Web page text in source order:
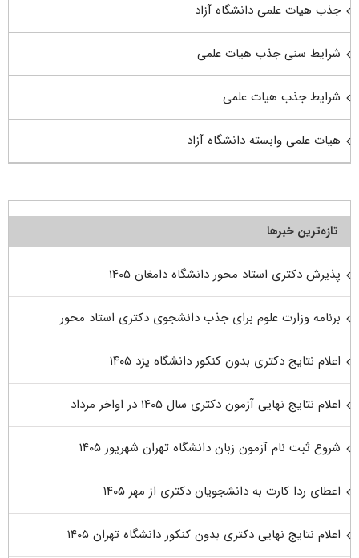
جذب هیات علمی دانشگاه آزاد
شرایط سنی جذب هیات علمی
شرایط جذب هیات علمی
هیات علمی وابسته دانشگاه آزاد
تازه‌ترین خبرها
پذیرش دکتری استاد محور دانشگاه دامغان ۱۴۰۵
برنامه وزارت علوم برای جذب دانشجوی دکتری استاد محور
اعلام نتایج دکتری بدون کنکور دانشگاه یزد ۱۴۰۵
اعلام نتایج نهایی آزمون دکتری سال ۱۴۰۵ در اواخر مرداد
شروع ثبت نام آزمون زبان دانشگاه تهران شهریور ۱۴۰۵
اعطای ردا کارت به دانشجویان دکتری از مهر ۱۴۰۵
اعلام نتایج نهایی دکتری بدون کنکور دانشگاه تهران ۱۴۰۵